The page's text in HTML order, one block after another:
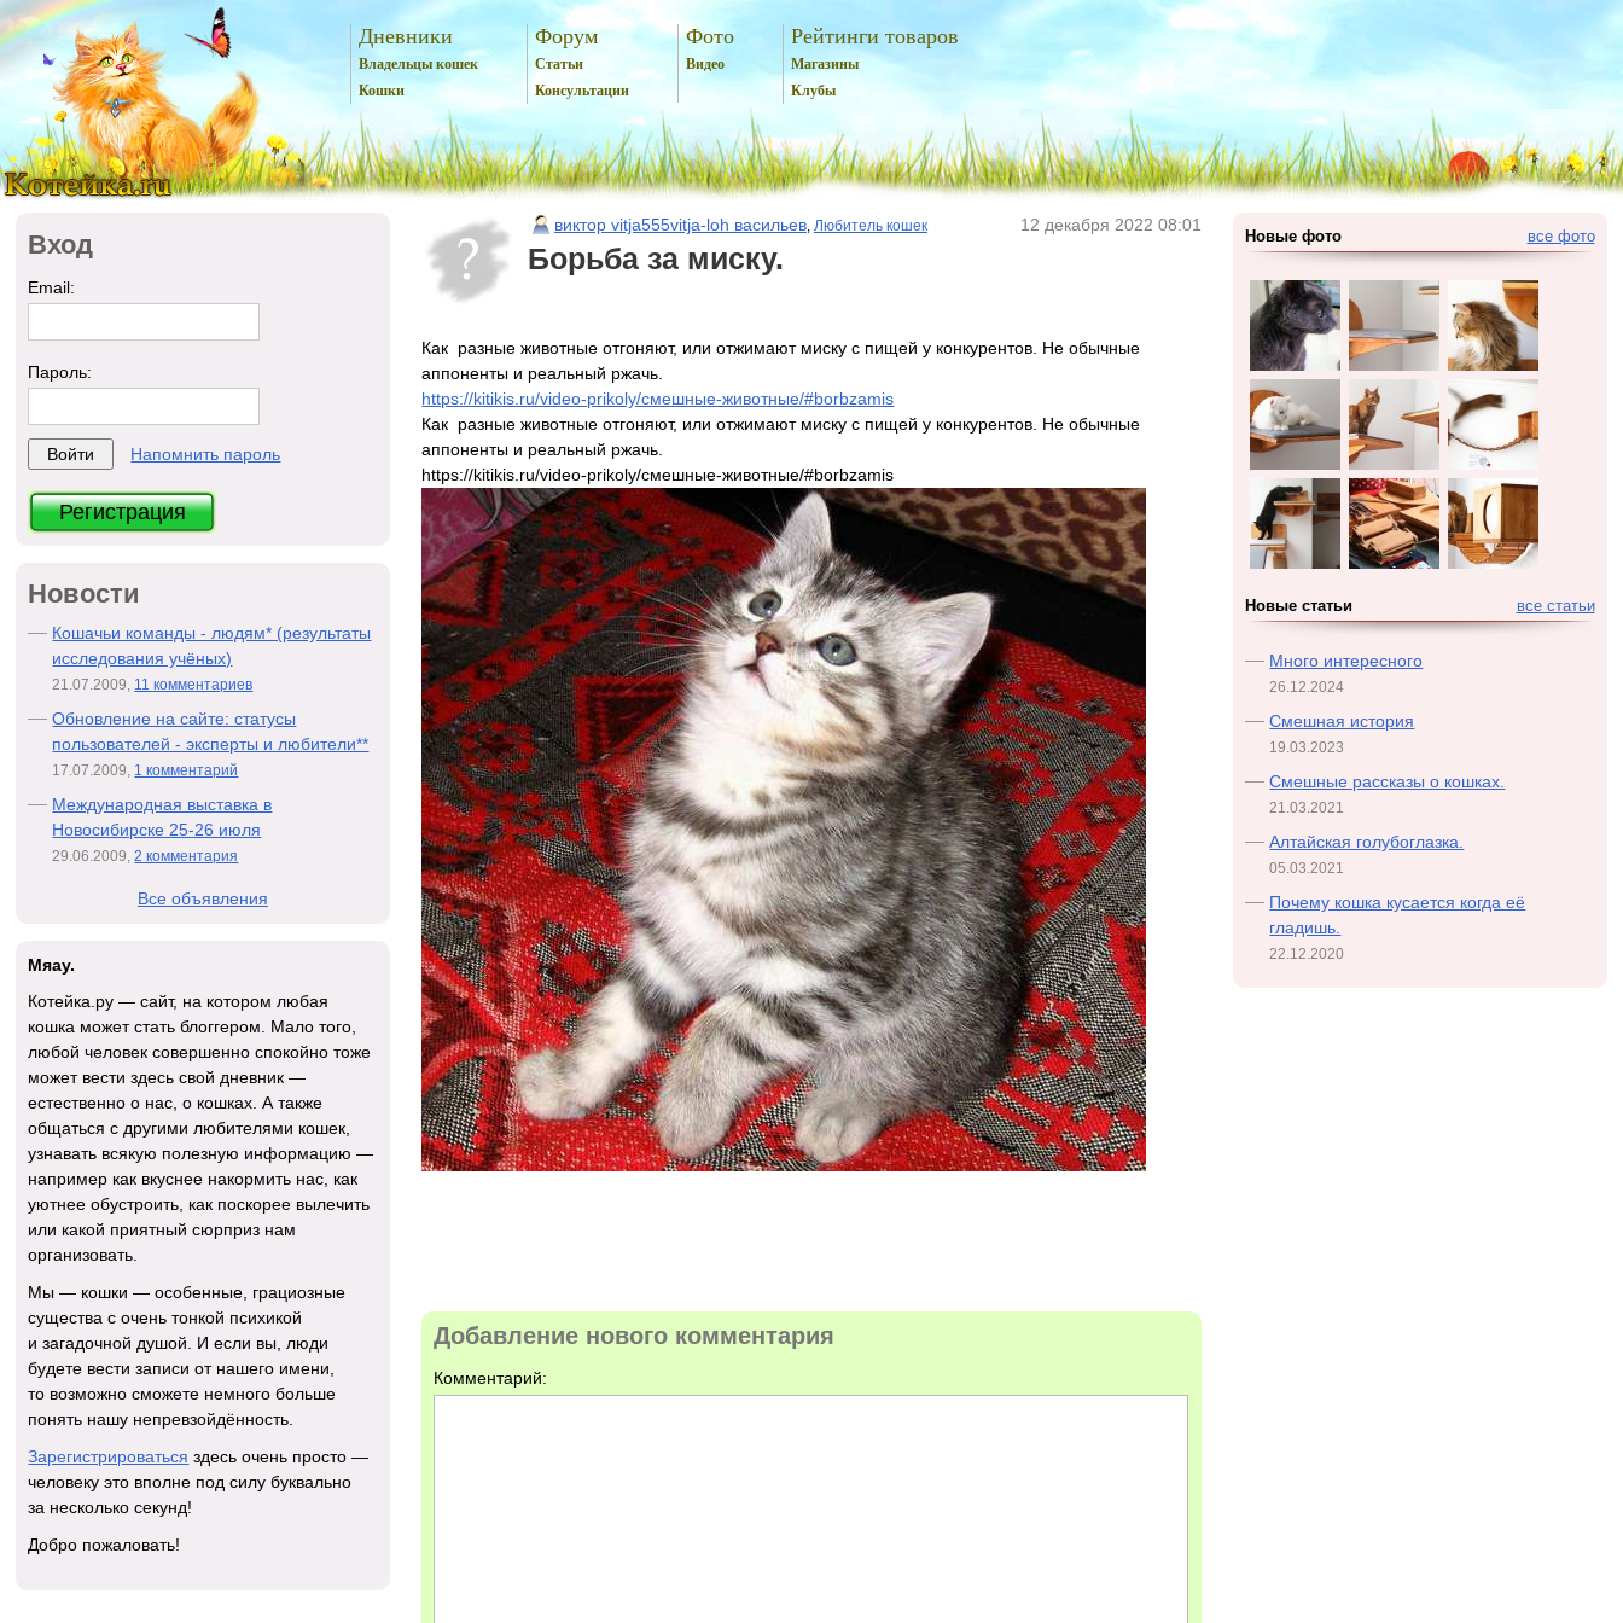
Дневники
Владельцы кошек
Кошки
Форум
Статьи
Консультации
Фото
Видео
Рейтинги товаров
Магазины
Клубы
12 декабря 2022 08:01
виктор vitja555vitja-loh васильев, Любитель кошек
Борьба за миску.
Как разные животные отгоняют, или отжимают миску с пищей у конкурентов. Не обычные
аппоненты и реальный ржачь.
https://kitikis.ru/video-prikoly/смешные-животные/#borbzamis
Как разные животные отгоняют, или отжимают миску с пищей у конкурентов. Не обычные
аппоненты и реальный ржачь.
https://kitikis.ru/video-prikoly/смешные-животные/#borbzamis
Добавление нового комментария
Комментарий:
Вход
Email:
Пароль:
Напомнить пароль
Регистрация
Новости
Кошачьи команды - людям* (результаты
исследования учёных)
21.07.2009, 11 комментариев
Обновление на сайте: статусы
пользователей - эксперты и любители**
17.07.2009, 1 комментарий
Международная выставка в
Новосибирске 25-26 июля
29.06.2009,2 комментария
Все объявления
Мяау.
Котейка.ру — сайт, на котором любая
кошка может стать блоггером. Мало того,
любой человек совершенно спокойно тоже
может вести здесь свой дневник —
естественно о нас, о кошках. А также
общаться с другими любителями кошек,
узнавать всякую полезную информацию —
например как вкуснее накормить нас, как
уютнее обустроить, как поскорее вылечить
или какой приятный сюрприз нам
организовать.
Мы — кошки — особенные, грациозные
существа с очень тонкой психикой
и загадочной душой. И если вы, люди
будете вести записи от нашего имени,
то возможно сможете немного больше
понять нашу непревзойдённость.
Зарегистрироваться здесь очень просто —
человеку это вполне под силу буквально
за несколько секунд!
Добро пожаловать!
все фото
Новые фото
все статьи
Новые статьи
Много интересного
26.12.2024
Смешная история
19.03.2023
Смешные рассказы о кошках.
21.03.2021
Алтайская голубоглазка.
05.03.2021
Почему кошка кусается когда её
гладишь.
22.12.2020